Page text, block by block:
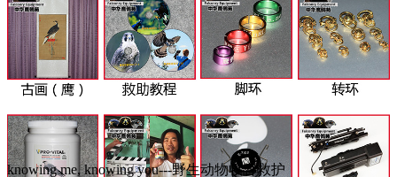
knowing me, knowing you---野生动物收容救护